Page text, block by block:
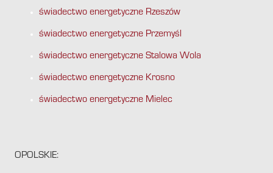
świadectwo energetyczne Rzeszów
świadectwo energetyczne Przemyśl
świadectwo energetyczne Stalowa Wola
świadectwo energetyczne Krosno
świadectwo energetyczne Mielec
OPOLSKIE: